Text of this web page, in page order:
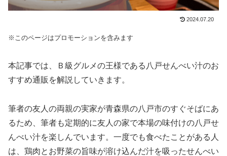
2024.07.20
※このページはプロモーションを含みます
本記事では、Ｂ級グルメの王様である八戸せんべい汁のお
すすめ通販を解説していきます。
筆者の友人の両親の実家が青森県の八戸市のすぐそばにあ
るため、筆者も定期的に友人の家で本場の味付けの八戸せ
んべい汁を楽しんでいます。一度でも食べたことがある人
は、鶏肉とお野菜の旨味が溶け込んだ汁を吸ったせんべい